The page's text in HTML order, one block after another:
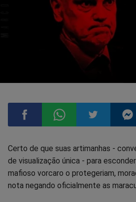
Compartilhar
no
Compartilhar
no
no
no
Certo de que suas artimanhas -
de visualização única - para
mafioso vorcaro o protegeriam,
nota negando oficialmente as